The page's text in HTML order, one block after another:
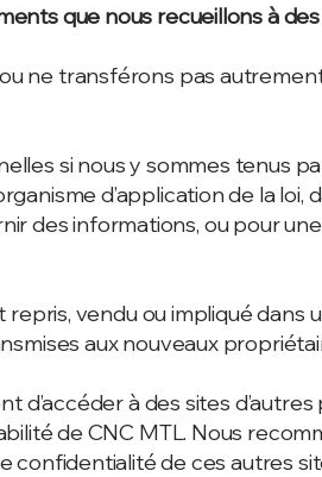
que nous recueillons à
ne transférons pas
si nous y sommes tenus
d’application de la loi,
des informations, ou pour
vendu ou impliqué dans
aux nouveaux
d’accéder à des sites
de CNC MTL. Nous
confidentialité de ces autres